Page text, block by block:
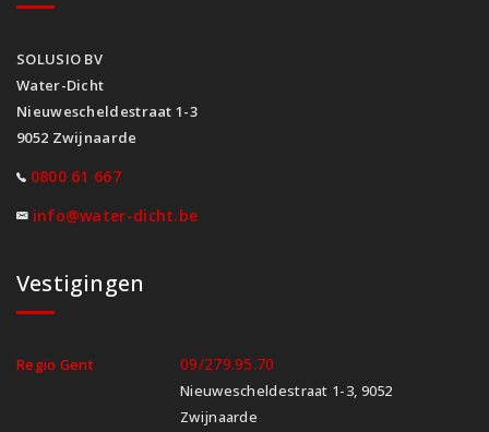
SOLUSIO BV
Water-Dicht
Nieuwescheldestraat 1-3
9052 Zwijnaarde
0800 61 667
info@water-dicht.be
Vestigingen
Regio Gent 09/279.95.70
Nieuwescheldestraat 1-3, 9052
Zwijnaarde